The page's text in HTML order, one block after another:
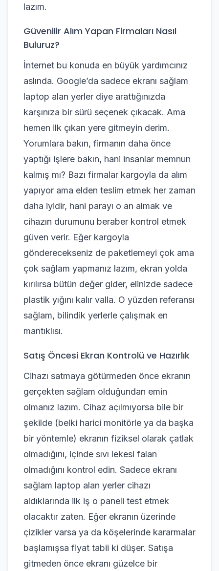
lazım.
Güvenilir Alım Yapan Firmaları Nasıl
Buluruz?
İnternet bu konuda en büyük yardımcınız
aslında. Google’da sadece ekranı sağlam
laptop alan yerler diye arattığınızda
karşınıza bir sürü seçenek çıkacak. Ama
hemen ilk çıkan yere gitmeyin derim.
Yorumlara bakın, firmanın daha önce
yaptığı işlere bakın, hani insanlar memnun
kalmış mı? Bazı firmalar kargoyla da alım
yapıyor ama elden teslim etmek her zaman
daha iyidir, hani parayı o an almak ve
cihazın durumunu beraber kontrol etmek
güven verir. Eğer kargoyla
gönderecekseniz de paketlemeyi çok ama
çok sağlam yapmanız lazım, ekran yolda
kırılırsa bütün değer gider, elinizde sadece
plastik yığını kalır valla. O yüzden referansı
sağlam, bilindik yerlerle çalışmak en
mantıklısı.
Satış Öncesi Ekran Kontrolü ve Hazırlık
Cihazı satmaya götürmeden önce ekranın
gerçekten sağlam olduğundan emin
olmanız lazım. Cihaz açılmıyorsa bile bir
şekilde (belki harici monitörle ya da başka
bir yöntemle) ekranın fiziksel olarak çatlak
olmadığını, içinde sıvı lekesi falan
olmadığını kontrol edin. Sadece ekranı
sağlam laptop alan yerler cihazı
aldıklarında ilk iş o paneli test etmek
olacaktır zaten. Eğer ekranın üzerinde
çizikler varsa ya da köşelerinde kararmalar
başlamışsa fiyat tabii ki düşer. Satışa
gitmeden önce ekranı güzelce bir